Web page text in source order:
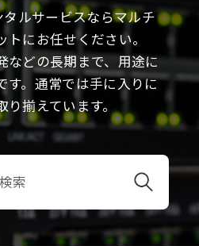
ルサービスならマルチ
にお任せください。
などの長期まで、用途に
す。通常では手に入りに
揃えています。